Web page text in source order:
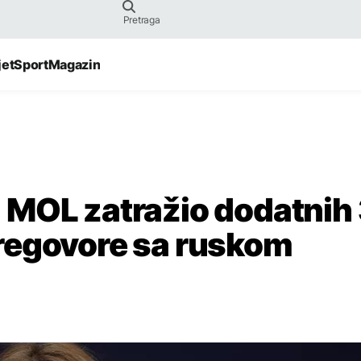
SportMagazin
zatražio
sa ruskom